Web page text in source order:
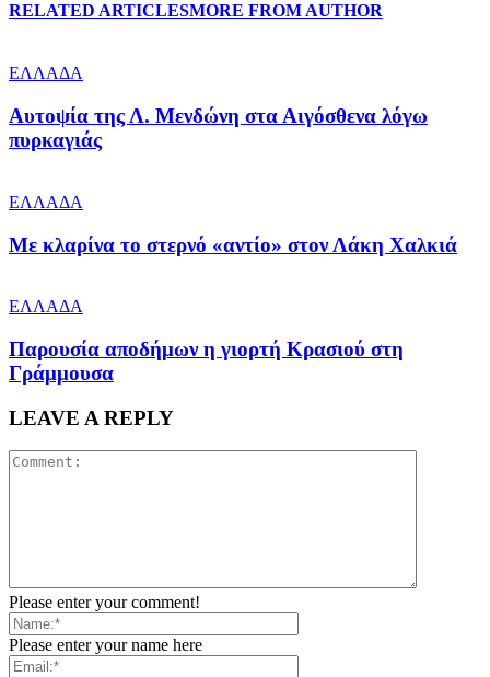
RELATED ARTICLESMORE FROM AUTHOR
ΕΛΛΑΔΑ
Αυτοψία της Λ. Μενδώνη στα Αιγόσθενα λόγω
πυρκαγιάς
ΕΛΛΑΔΑ
Με κλαρίνα το στερνό «αντίο» στον Λάκη Χαλκιά
ΕΛΛΑΔΑ
Παρουσία αποδήμων η γιορτή Κρασιού στη
Γράμμουσα
LEAVE A REPLY
Please enter your comment!
Please enter your name here